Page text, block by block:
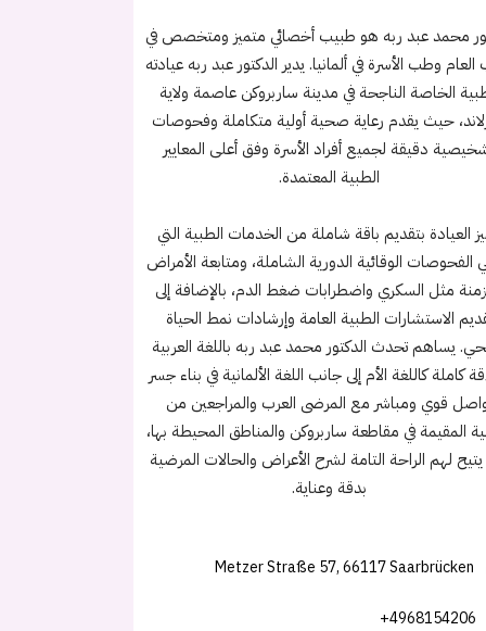
محمد عبد ربه هو طبيب أخصائي متميز ومتخصص في
وطب الأسرة في ألمانيا. يدير الدكتور عبد ربه عيادته
الخاصة الناجحة في مدينة ساربروكن عاصمة ولاية
حيث يقدم رعاية صحية أولية متكاملة وفحوصات
دقيقة لجميع أفراد الأسرة وفق أعلى المعايير
الطبية المعتمدة.
العيادة بتقديم باقة شاملة من الخدمات الطبية التي
الفحوصات الوقائية الدورية الشاملة، ومتابعة الأمراض
مثل السكري واضطرابات ضغط الدم، بالإضافة إلى
الاستشارات الطبية العامة وإرشادات نمط الحياة
يساهم تحدث الدكتور محمد عبد ربه باللغة العربية
كاملة كاللغة الأم إلى جانب اللغة الألمانية في بناء جسر
قوي ومباشر مع المرضى العرب والمراجعين من
المقيمة في مقاطعة ساربروكن والمناطق المحيطة بها،
لهم الراحة التامة لشرح الأعراض والحالات المرضية
بدقة وعناية.
Metzer Straße 57, 66117 Saarbrücken
+4968154206